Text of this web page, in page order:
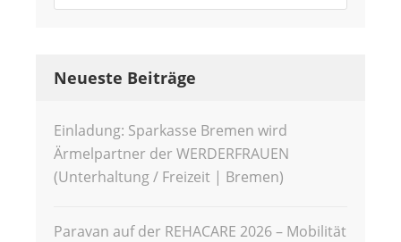
Neueste Beiträge
Einladung: Sparkasse Bremen wird
Ärmelpartner der WERDERFRAUEN
(Unterhaltung / Freizeit | Bremen)
Paravan auf der REHACARE 2026 – Mobilität